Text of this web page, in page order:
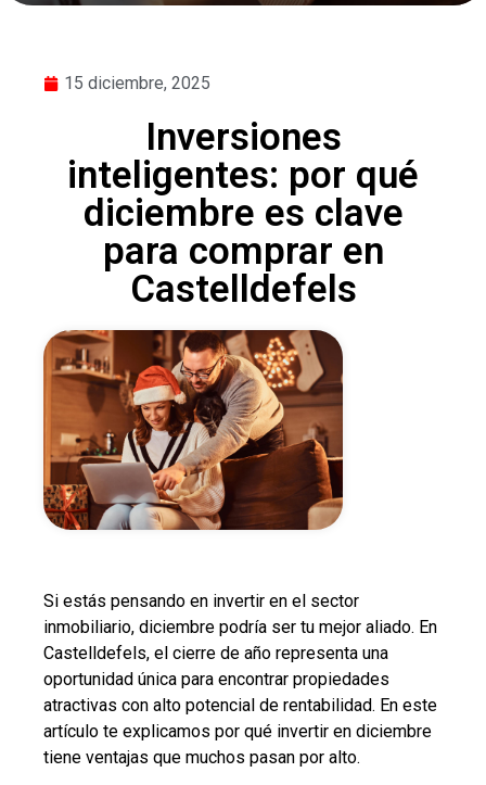
15 diciembre, 2025
Inversiones
inteligentes: por qué
diciembre es clave
para comprar en
Castelldefels
Si estás pensando en invertir en el sector
inmobiliario, diciembre podría ser tu mejor aliado. En
Castelldefels, el cierre de año representa una
oportunidad única para encontrar propiedades
atractivas con alto potencial de rentabilidad. En este
artículo te explicamos por qué invertir en diciembre
tiene ventajas que muchos pasan por alto.